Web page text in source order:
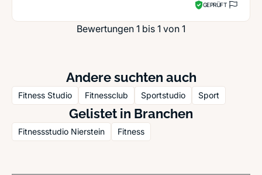
GEPRÜFT
Bewertungen 1 bis 1 von 1
Andere suchten auch
Fitness Studio Fitnessclub Sportstudio Sport
Gelistet in Branchen
Fitnessstudio Nierstein Fitness